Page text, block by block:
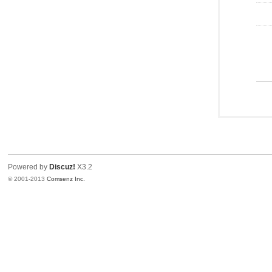
Powered by Discuz! X3.2
© 2001-2013Comsenz Inc.